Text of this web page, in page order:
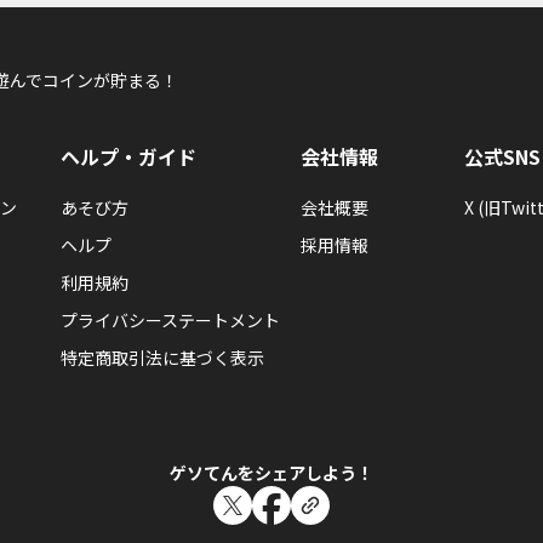
でコインが貯まる！
ヘルプ・ガイド
あそび方
ヘルプ
利用規約
プライバシーステートメント
特定商取引法に基づく表示
会社情報
会社概要
採用情報
公式SNS
X (旧
ゲソてんをシェアしよう！